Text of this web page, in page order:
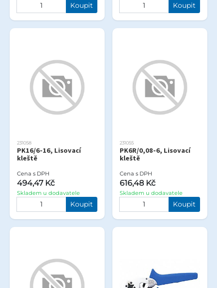
Koupit Koupit
231058
PK16/6-16, Lisovací
kleště
Cena s DPH
494,47 Kč
Skladem u dodavatele
Koupit
231055
PK6R/0,08-6, Lisovací
kleště
Cena s DPH
616,48 Kč
Skladem u dodavatele
Koupit